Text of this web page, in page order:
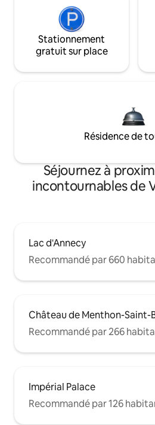
Stationnement
gratuit sur place
Résidence de
Séjournez à
incontournables de
Lac d'Annecy
Recommandé par 660
Château de Menthon-Saint-
Recommandé par 266
Impérial Palace
Recommandé par 126